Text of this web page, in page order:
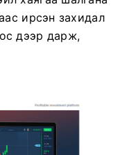
ирсэн захидал
дээр дарж,